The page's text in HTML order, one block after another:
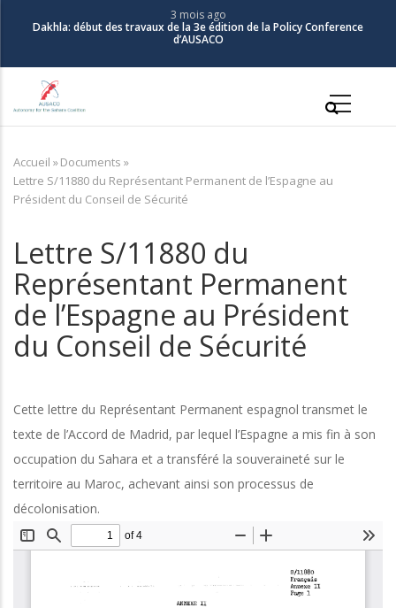
principal
3 mois ago
Dakhla: début des travaux de la 3e édition de la Policy Conference
d’AUSACO
Fil
d'Ariane
Accueil »Documents »
Lettre S/11880 du Représentant Permanent de l’Espagne au
Président du Conseil de Sécurité
Lettre S/11880 du
Représentant Permanent
de l’Espagne au Président
du Conseil de Sécurité
Cette lettre du Représentant Permanent espagnol transmet le
texte de l’Accord de Madrid, par lequel l’Espagne a mis fin à son
occupation du Sahara et a transféré la souveraineté sur le
territoire au Maroc, achevant ainsi son processus de
décolonisation.